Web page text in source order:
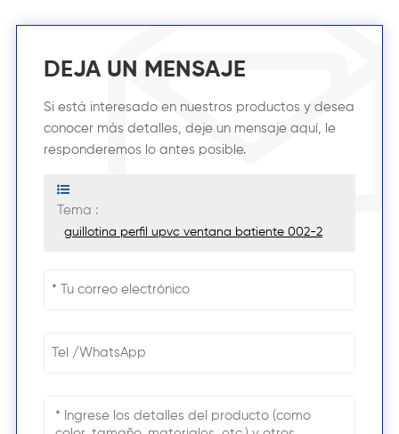
DEJA UN MENSAJE
Si está interesado en nuestros productos y desea
conocer más detalles, deje un mensaje aquí, le
responderemos lo antes posible.
Tema :
guillotina perfil upvc ventana batiente 002-2